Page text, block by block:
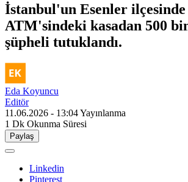
İstanbul'un Esenler
ATM'sindeki kasadan 500
şüpheli tutuklandı.
Eda Koyuncu
Editör
11.06.2026 - 13:04Yayınlanma
1 Dk Okunma Süresi
Paylaş
Linkedin
Pinterest